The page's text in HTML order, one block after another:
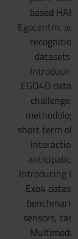
based HAR,
Egocentric
recognition
datasets.
Introducing
EGO4D
challenges,
short term
interaction
Introducing
Exo4
sensors,
Multimodal